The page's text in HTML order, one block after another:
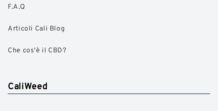
F.A.Q
Articoli Cali Blog
Che cos'è il CBD?
CaliWeed